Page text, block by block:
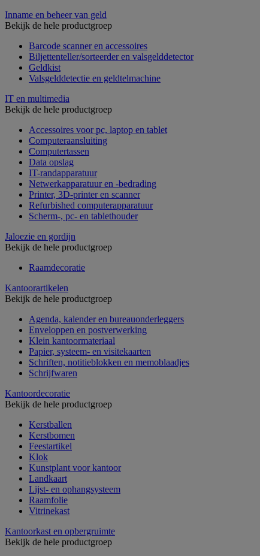
Inname en beheer van geld
Bekijk de hele productgroep
Barcode scanner en accessoires
Biljettenteller/sorteerder en valsgelddetector
Geldkist
Valsgelddetectie en geldtelmachine
IT en multimedia
Bekijk de hele productgroep
Accessoires voor pc, laptop en tablet
Computeraansluiting
Computertassen
Data opslag
IT-randapparatuur
Netwerkapparatuur en -bedrading
Printer, 3D-printer en scanner
Refurbished computerapparatuur
Scherm-, pc- en tablethouder
Jaloezie en gordijn
Bekijk de hele productgroep
Raamdecoratie
Kantoorartikelen
Bekijk de hele productgroep
Agenda, kalender en bureauonderleggers
Enveloppen en postverwerking
Klein kantoormateriaal
Papier, systeem- en visitekaarten
Schriften, notitieblokken en memoblaadjes
Schrijfwaren
Kantoordecoratie
Bekijk de hele productgroep
Kerstballen
Kerstbomen
Feestartikel
Klok
Kunstplant voor kantoor
Landkaart
Lijst- en ophangsysteem
Raamfolie
Vitrinekast
Kantoorkast en opbergruimte
Bekijk de hele productgroep